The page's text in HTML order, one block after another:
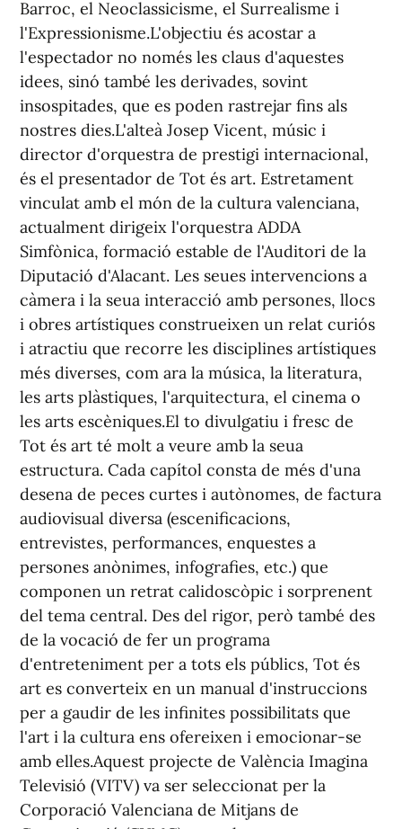
Barroc, el Neoclassicisme, el Surrealisme i
l'Expressionisme.L'objectiu és acostar a
l'espectador no només les claus d'aquestes
idees, sinó també les derivades, sovint
insospitades, que es poden rastrejar fins als
nostres dies.L'alteà Josep Vicent, músic i
director d'orquestra de prestigi internacional,
és el presentador de Tot és art. Estretament
vinculat amb el món de la cultura valenciana,
actualment dirigeix l'orquestra ADDA
Simfònica, formació estable de l'Auditori de la
Diputació d'Alacant. Les seues intervencions a
càmera i la seua interacció amb persones, llocs
i obres artístiques construeixen un relat curiós
i atractiu que recorre les disciplines artístiques
més diverses, com ara la música, la literatura,
les arts plàstiques, l'arquitectura, el cinema o
les arts escèniques.El to divulgatiu i fresc de
Tot és art té molt a veure amb la seua
estructura. Cada capítol consta de més d'una
desena de peces curtes i autònomes, de factura
audiovisual diversa (escenificacions,
entrevistes, performances, enquestes a
persones anònimes, infografies, etc.) que
componen un retrat calidoscòpic i sorprenent
del tema central. Des del rigor, però també des
de la vocació de fer un programa
d'entreteniment per a tots els públics, Tot és
art es converteix en un manual d'instruccions
per a gaudir de les infinites possibilitats que
l'art i la cultura ens ofereixen i emocionar-se
amb elles.Aquest projecte de València Imagina
Televisió (VITV) va ser seleccionat per la
Corporació Valenciana de Mitjans de